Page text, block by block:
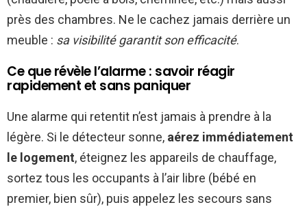
près des chambres. Ne le cachez jamais derrière un
meuble : sa visibilité garantit son efficacité.
Ce que révèle l’alarme : savoir réagir
rapidement et sans paniquer
Une alarme qui retentit n’est jamais à prendre à la
légère. Si le détecteur sonne, aérez immédiatement
le logement, éteignez les appareils de chauffage,
sortez tous les occupants à l’air libre (bébé en
premier, bien sûr), puis appelez les secours sans